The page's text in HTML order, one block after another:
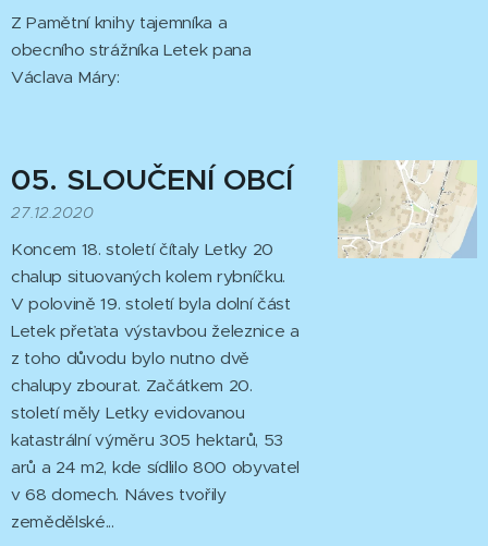
Z Pamětní knihy tajemníka a
obecního strážníka Letek pana
Václava Máry:
05. SLOUČENÍ OBCÍ
27.12.2020
Koncem 18. století čítaly Letky 20
chalup situovaných kolem rybníčku.
V polovině 19. století byla dolní část
Letek přeťata výstavbou železnice a
z toho důvodu bylo nutno dvě
chalupy zbourat. Začátkem 20.
století měly Letky evidovanou
katastrální výměru 305 hektarů, 53
arů a 24 m2, kde sídlilo 800 obyvatel
v 68 domech. Náves tvořily
zemědělské...